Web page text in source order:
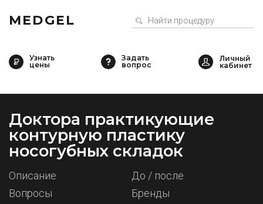
MEDGEL
Узнать
цены
Задать
вопрос
Доктора практикующие
контурную пластику
носогубных складок
Описание
До / после
Вопросы
Бренды